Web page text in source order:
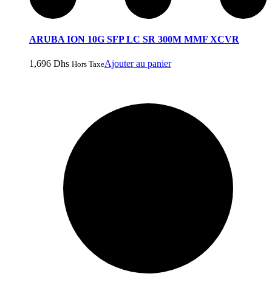
ARUBA ION 10G SFP LC SR 300M MMF XCVR
1,696 Dhs Hors TaxeAjouter au panier